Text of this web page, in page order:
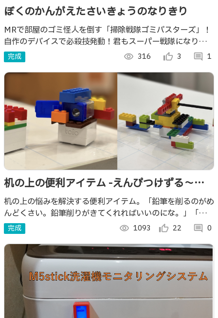
ぼくのかんがえたさいきょうのなりきり
MRで部屋のゴミ怪人を倒す「掃除戦隊ゴミバスターズ」！
自作のデバイスで必殺技発動！君もスーパー戦隊になりきっ
て、世界をクリーンに救い出せ！
完成 visibility 316 thumb_up_alt 3 comment 1
机の上の便利アイテム -えんぴつけずる〜
の・ホーキ＆コンテーナ-
机の上の悩みを解決する便利アイテム。「鉛筆を削るのがめ
んどくさい。鉛筆削りがきてくれればいいのにな。」「掃除
が苦手。楽しく・楽に掃除がしたい。」そんな願いを叶えま
した。
完成 visibility 1093 thumb_up_alt 22 comment 0